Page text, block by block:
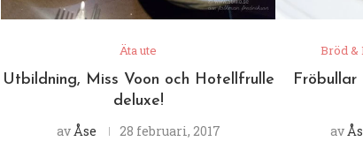
Äta ute
Utbildning, Miss Voon och Hotellfrulle
deluxe!
avÅse 28 februari, 2017
Bröd &
Fröbullar
av